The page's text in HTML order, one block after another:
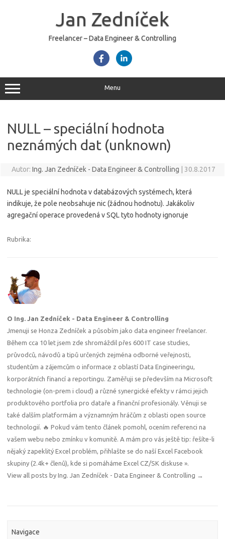
Jan Zedníček
Freelancer – Data Engineer & Controlling
Menu
NULL – speciální hodnota
neznámých dat (unknown)
Autor: Ing. Jan Zedníček - Data Engineer & Controlling 30.8.2017
NULL je speciální hodnota v databázových systémech, která
indikuje, že pole neobsahuje nic (žádnou hodnotu). Jakákoliv
agregační operace provedená v SQL tyto hodnoty ignoruje
Rubrika:
O Ing. Jan Zedníček - Data Engineer & Controlling
Jmenuji se Honza Zedníček a působím jako data engineer freelancer.
Během cca 10 let jsem zde shromáždil přes 600 IT case studies,
průvodců, návodů a tipů určených zejména odborné veřejnosti,
studentům a zájemcům o informace z oblastí Data Engineeringu,
korporátních financí a reportingu. Zaměřuji se především na Microsoft
technologie (on-prem i cloud) a různé synergické efekty v rámci jejich
produktového portfolia pro dataře a finanční profesionály. Věnuji se
také dalším platformám a významným hráčům z oblasti open source
technologií. 🔥 Pokud vám tento článek pomohl, ocením referenci na
vašem webu nebo zmínku v komunitě. A mám pro vás ještě tip: řešíte-li
nějaký zapeklitý Excel problém, přihlašte se do naší Excel Facebook
skupiny (2.4k+ členů), kde si pomáháme Excel CZ/SK diskuse ».
View all posts by Ing. Jan Zedníček - Data Engineer & Controlling →
Navigace